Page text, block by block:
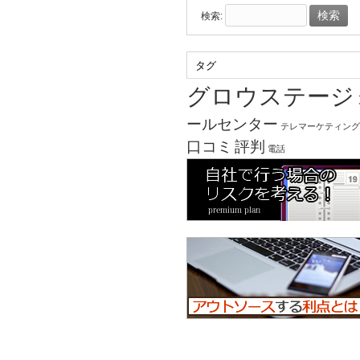
検索:
タグ
グロウステージ
ールセンター テレマーケティング
口コミ 評判 電話